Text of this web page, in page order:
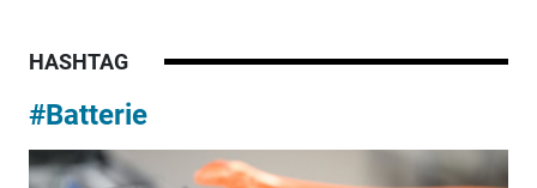
HASHTAG
#Batterie